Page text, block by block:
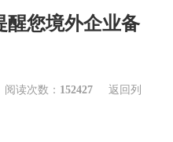
醒您境外企业备
阅读次数： 152427
返回列